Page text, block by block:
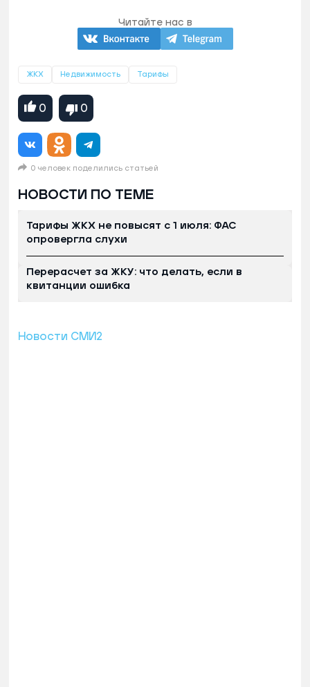
Читайте нас в
ЖКХ Недвижимость Тарифы
0 0
0 человек поделились статьей
НОВОСТИ ПО ТЕМЕ
Тарифы ЖКХ не повысят с 1 июля: ФАС
опровергла слухи
Перерасчет за ЖКУ: что делать, если в
квитанции ошибка
Новости СМИ2